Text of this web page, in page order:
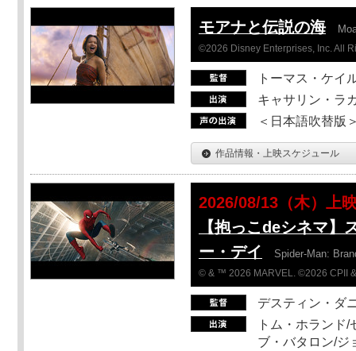
モアナと伝説の海
©2026 Disney Enterprises, Inc. All
トーマス・ケイ
キャサリン・ラ
＜日本語吹替版
作品情報・上映スケジュール
2026/08/13（木）上
【抱っこdeシネマ】
ー・デイ
Spider-Man:
© & ™ 2026 MARVEL. ©2026 CPII
デスティン・ダ
トム・ホランド
ブ・バタロン/ジ